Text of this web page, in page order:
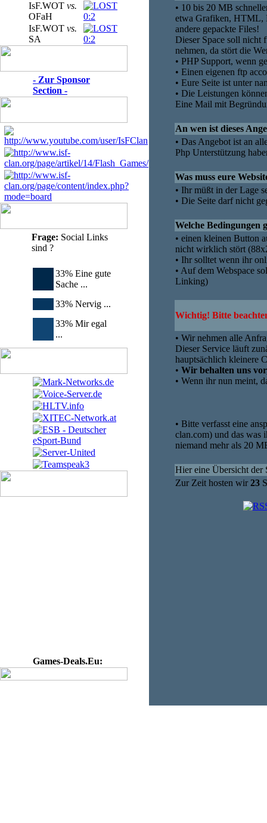
IsF.WOT vs.
OFaH
0:2
IsF.WOT vs.
SA
0:2
- Zur Sponsor
Section -
Frage: Social Links
sind ?
33% Eine gute
Sache ...
33% Nervig ...
33% Mir egal
...
Games-Deals.Eu:
• 10 bis 20 MB
etwa Grafiken, HTML,
andere gepackte Files!
Dieser Space soll nicht
nehmen, da stört die
• PHP Support, wenn
• Einen eigenen ftp
• Eure Seite ist unter
• Die Leistungen
Eine Mail mit
An wen ist dieses
• Das Angebot ist an
Php Unterstützung
Was muss eure
• Ihr müßt in der Lage
• Die Seite darf nicht
Welche Bedingungen
• einen kleinen Button
nicht wirklich stört
• Ihr solltet wenn ihr
• Auf dem Webspace
Linking)
Wichtig! Bitte
• Wir nehmen alle
Dieser Service läuft
hauptsächlich kleinere
• Wir behalten uns
• Wenn ihr nun meint,
• Bitte verfasst eine
clan.com) und das was
niemand mehr als 20
Hier eine Übersicht
Zur Zeit hosten wir 23